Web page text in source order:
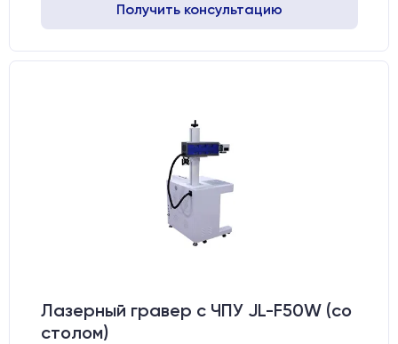
Получить консультацию
Лазерный гравер с ЧПУ JL-F50W (со
столом)